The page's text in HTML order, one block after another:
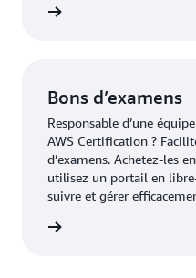
Bons d’examens
Responsable d’une
AWS Certification ?
d’examens. Achetez-les
utilisez un portail en
suivre et gérer